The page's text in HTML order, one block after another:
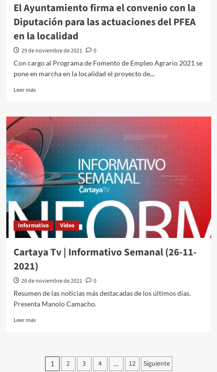
El Ayuntamiento firma el convenio con la
Diputación para las actuaciones del PFEA
en la localidad
29 de noviembre de 2021
0
Con cargo al Programa de Fomento de Empleo Agrario 2021 se
pone en marcha en la localidad el proyecto de...
Leer más
Informativo Video
Cartaya Tv | Informativo Semanal (26-11-
2021)
26 de noviembre de 2021
0
Resumen de las noticias más destacadas de los últimos días.
Presenta Manolo Camacho.
Leer más
1 2 3 4 … 12 Siguiente